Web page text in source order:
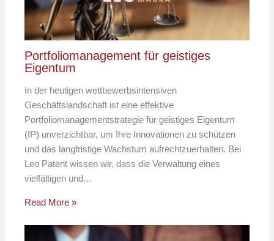
Portfoliomanagement für geistiges
Eigentum
In der heutigen wettbewerbsintensiven
Geschäftslandschaft ist eine effektive
Portfoliomanagementstrategie für geistiges Eigentum
(IP) unverzichtbar, um Ihre Innovationen zu schützen
und das langfristige Wachstum aufrechtzuerhalten. Bei
Leo Patent wissen wir, dass die Verwaltung eines
vielfältigen und…
Read More »